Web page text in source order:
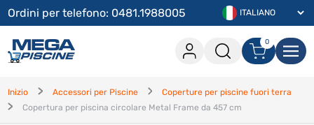
Ordini per telefono: 0481.1988005
0
Accesso
Inizio Accessori per Piscine
Coperture per piscine fuori terra
Copertura per piscina circolare Metal Frame da 457 cm